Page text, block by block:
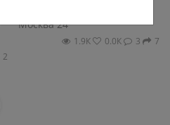
2
Москва 24
1.9К 0.0К 3 7